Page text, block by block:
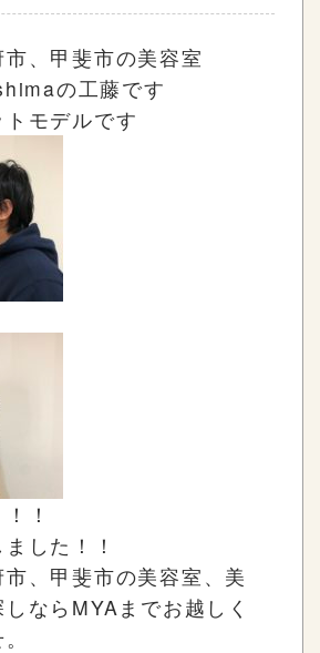
、甲斐市の美容室
の工藤です
モデルです
！
した！！
、甲斐市の美容室、美
なら MYA までお越しく